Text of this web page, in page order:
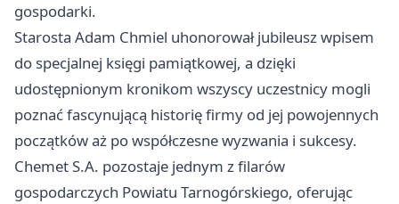
gospodarki.
Starosta Adam Chmiel uhonorował jubileusz wpisem
do specjalnej księgi pamiątkowej, a dzięki
udostępnionym kronikom wszyscy uczestnicy mogli
poznać fascynującą historię firmy od jej powojennych
początków aż po współczesne wyzwania i sukcesy.
Chemet S.A. pozostaje jednym z filarów
gospodarczych Powiatu Tarnogórskiego, oferując